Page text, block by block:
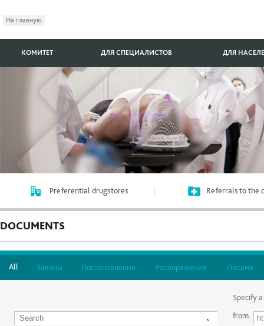
На главную
КОМИТЕТ ДЛЯ СПЕЦИАЛИСТОВ ДЛЯ
Preferential drugstores Referrals to the
DOCUMENTS
All Законы Постановления Распоряжения Письма
Specify
from